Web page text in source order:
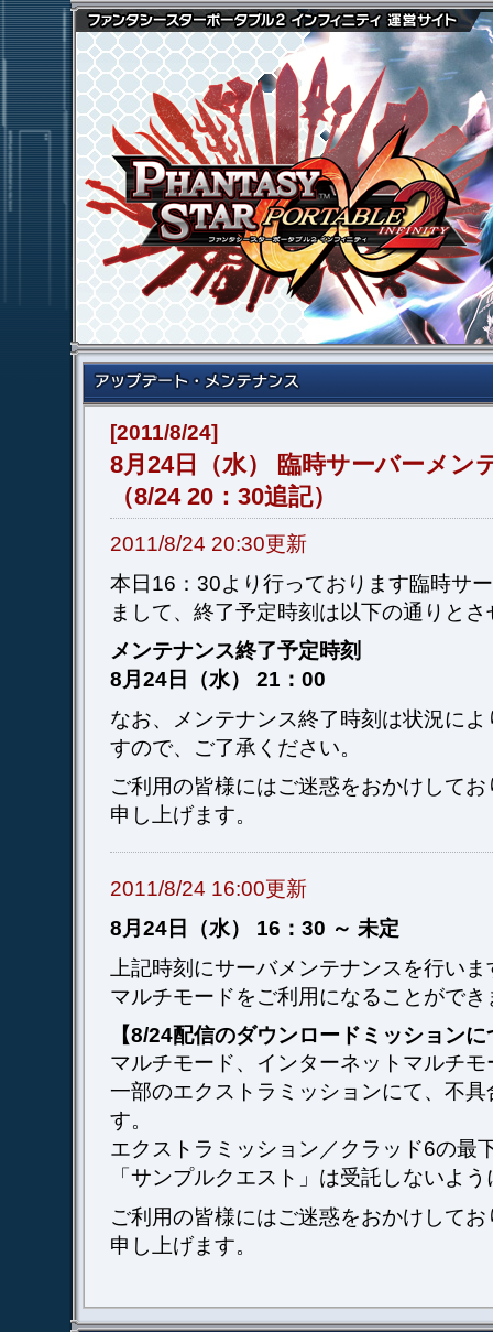
[2011/8/24]
8月24日（水） 臨時サーバーメン
（8/24 20：30追記）
2011/8/24 20:30更新
本日16：30より行っております臨時サ
まして、終了予定時刻は以下の通りと
メンテナンス終了予定時刻
8月24日（水） 21：00
なお、メンテナンス終了時刻は状況に
すので、ご了承ください。
ご利用の皆様にはご迷惑をおかけして
申し上げます。
2011/8/24 16:00更新
8月24日（水） 16：30 ～ 未定
上記時刻にサーバメンテナンスを行い
マルチモードをご利用になることができ
【8/24配信のダウンロードミッション
マルチモード、インターネットマルチ
一部のエクストラミッションにて、不
す。
エクストラミッション／クラッド6の最
「サンプルクエスト」は受託しないよ
ご利用の皆様にはご迷惑をおかけして
申し上げます。